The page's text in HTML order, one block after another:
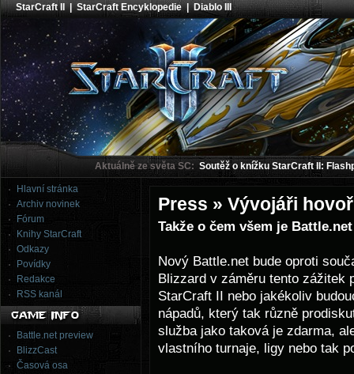
StarCraft II |StarCraft Encyklopedie|Diablo III
Aktuálně ze světa SC: Soutěž o knížku StarCraft II:
Hlavní stránka
Archiv novinek
Fórum
Knihy StarCraft
Odkazy
Povídky
Redakce
RSS kanál
Battle.net preview
BlizzCast
Časová osa
Press » Vývojáři
Takže o čem všem je
Nový Battle.net bude oproti
Blizzard v záměru tento zážitek
StarCraft II nebo jakékoliv
nápadů, který tak různě
služba jako taková je zdarma,
vlastního turnaje, ligy nebo tak